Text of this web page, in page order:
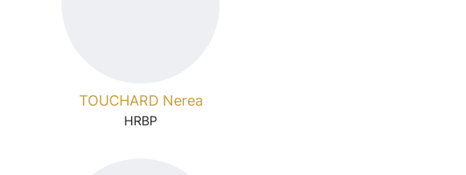
TOUCHARD Nerea
HRBP